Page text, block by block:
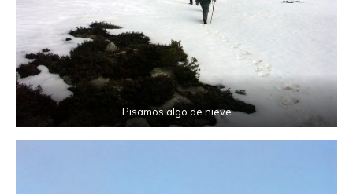
Pisamos algo de nieve